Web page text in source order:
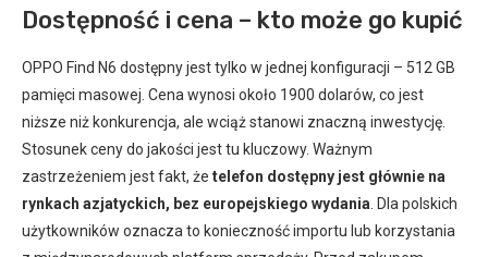
Dostępność i cena – kto może go kupić
OPPO Find N6 dostępny jest tylko w jednej konfiguracji – 512 GB
pamięci masowej. Cena wynosi około 1900 dolarów, co jest
niższe niż konkurencja, ale wciąż stanowi znaczną inwestycję.
Stosunek ceny do jakości jest tu kluczowy. Ważnym
zastrzeżeniem jest fakt, że telefon dostępny jest głównie na
rynkach azjatyckich, bez europejskiego wydania . Dla polskich
użytkowników oznacza to konieczność importu lub korzystania